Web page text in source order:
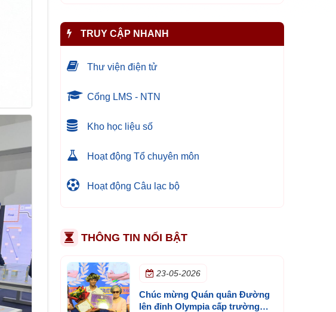
TRUY CẬP NHANH
Thư viện điện tử
Cổng LMS - NTN
Kho học liệu số
Hoạt động Tổ chuyên môn
Hoạt động Câu lạc bộ
THÔNG TIN NỔI BẬT
23-05-2026
Chúc mừng Quán quân Đường
lên đỉnh Olympia cấp trường